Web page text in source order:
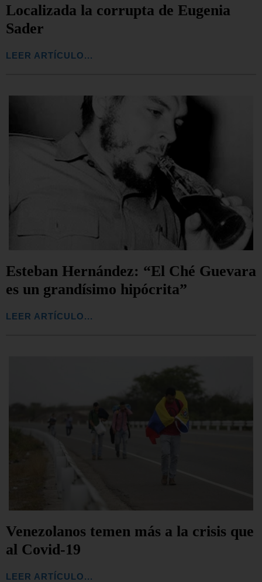
Localizada la corrupta de Eugenia
Sader
LEER ARTÍCULO...
Esteban Hernández: “El Ché Guevara
es un grandísimo hipócrita”
LEER ARTÍCULO...
Venezolanos temen más a la crisis que
al Covid-19
LEER ARTÍCULO...